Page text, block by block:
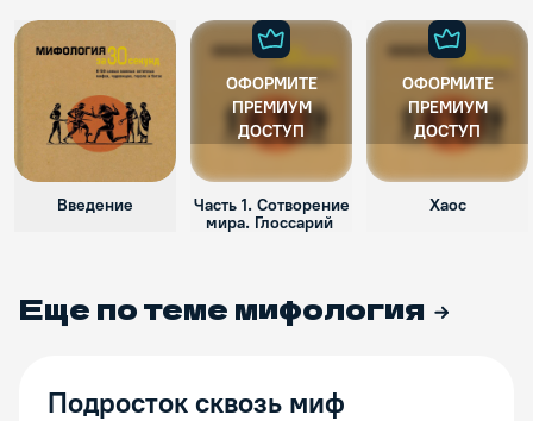
Введение
ОФОРМИТЕ
ПРЕМИУМ
ДОСТУП
Часть 1. Сотворение
мира. Глоссарий
ОФОРМИТЕ
ПРЕМИУМ
ДОСТУП
Хаос
Еще по теме мифология
Подросток сквозь миф